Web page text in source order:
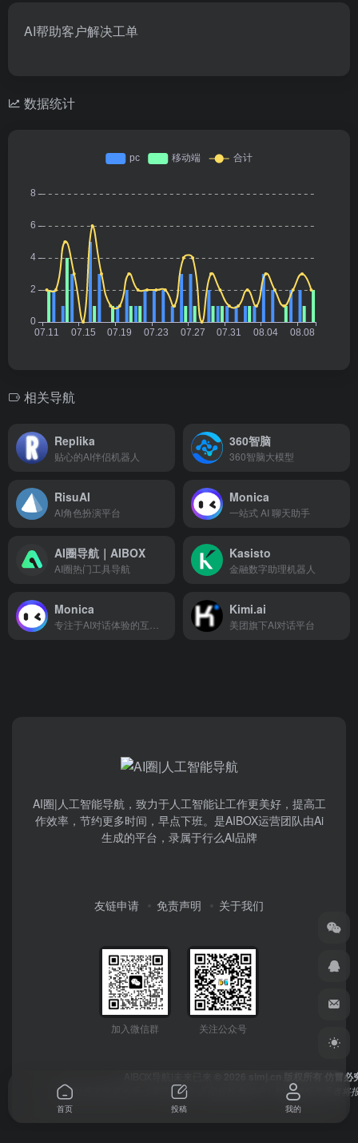
AI帮助客户解决工单
数据统计
相关导航
Replika
贴心的AI伴侣机器人
360智脑
360智脑大模型
RisuAI
AI角色扮演平台
Monica
一站式 AI 聊天助手
AI圈导航｜AIBOX
AI圈热门工具导航
Kasisto
金融数字助理机器人
Monica Kimi.ai
美团旗下AI对话平台
AI圈|人工智能导航，致力于人工智能让工作更美好，提高工
作效率，节约更多时间，早点下班。是AIBOX运营团队由Ai
生成的平台，录属于行么AI品牌
友链申请 免责声明 关于我们
加入微信群 关注公众号
© 2026 simj.cn 版权所有 仿冒必
本网站所有数据均受《著作权法》及授权作者保护，数据侵权严重者将
首页 投稿 我的